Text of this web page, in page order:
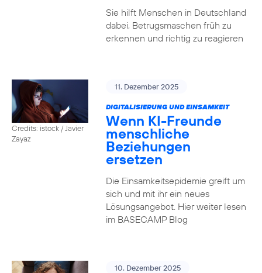
Sie hilft Menschen in Deutschland
dabei, Betrugsmaschen früh zu
erkennen und richtig zu reagieren
Credits: istock / Javier
Zayaz
11. Dezember 2025
DIGITALISIERUNG UND EINSAMKEIT
Wenn KI-Freunde
menschliche
Beziehungen
ersetzen
Die Einsamkeitsepidemie greift um
sich und mit ihr ein neues
Lösungsangebot. Hier weiter lesen
im BASECAMP Blog
10. Dezember 2025